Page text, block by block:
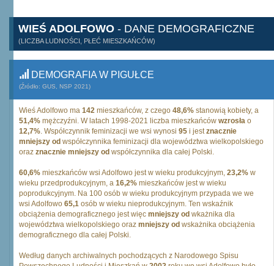
WIEŚ ADOLFOWO - DANE DEMOGRAFICZNE
(LICZBA LUDNOŚCI, PŁEĆ MIESZKAŃCÓW)
DEMOGRAFIA W PIGUŁCE
(Źródło: GUS, NSP 2021)
Wieś Adolfowo ma 142 mieszkańców, z czego 48,6% stanowią kobiety, a
51,4% mężczyźni. W latach 1998-2021 liczba mieszkańców wzrosła o
12,7%. Współczynnik feminizacji we wsi wynosi 95 i jestznacznie
mniejszy od współczynnika feminizacji dla województwa wielkopolskiego
oraz znacznie mniejszy od współczynnika dla całej Polski.
60,6% mieszkańców wsi Adolfowo jest w wieku produkcyjnym, 23,2% w
wieku przedprodukcyjnym, a 16,2% mieszkańców jest w wieku
poprodukcyjnym. Na 100 osób w wieku produkcyjnym przypada we we
wsi Adolfowo 65,1 osób w wieku nieprodukcyjnym. Ten wskaźnik
obciążenia demograficznego jest więc mniejszy od wkażnika dla
województwa wielkopolskiego oraz mniejszy od wskażnika obciążenia
demograficznego dla całej Polski.
Według danych archiwalnych pochodzących z Narodowego Spisu